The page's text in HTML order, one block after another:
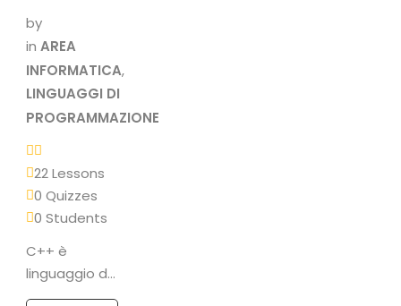
by
in AREA
INFORMATICA,
LINGUAGGI DI
PROGRAMMAZIONE
22 Lessons
0 Quizzes
0 Students
C++ è
linguaggio di
programmazione